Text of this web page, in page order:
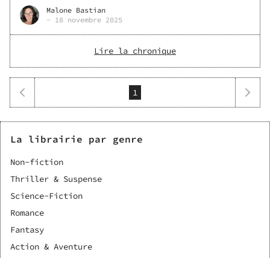
Malone Bastian
- 18 novembre 2025
Lire la chronique
1
La librairie par genre
Non-fiction
Thriller & Suspense
Science-Fiction
Romance
Fantasy
Action & Aventure